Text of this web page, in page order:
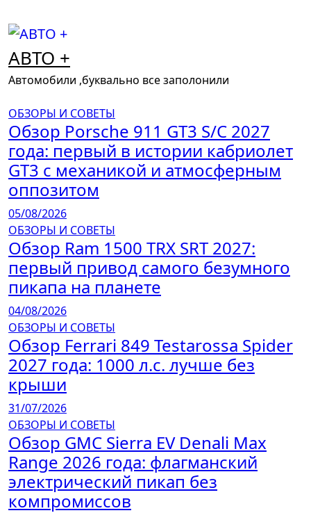
содержимому
АВТО +
Автомобили ,буквально все заполонили
ОБЗОРЫ И СОВЕТЫ
Обзор Porsche 911 GT3 S/C 2027
года: первый в истории кабриолет
GT3 с механикой и атмосферным
оппозитом
05/08/2026
ОБЗОРЫ И СОВЕТЫ
Обзор Ram 1500 TRX SRT 2027:
первый привод самого безумного
пикапа на планете
04/08/2026
ОБЗОРЫ И СОВЕТЫ
Обзор Ferrari 849 Testarossa Spider
2027 года: 1000 л.с. лучше без
крыши
31/07/2026
ОБЗОРЫ И СОВЕТЫ
Обзор GMC Sierra EV Denali Max
Range 2026 года: флагманский
электрический пикап без
компромиссов